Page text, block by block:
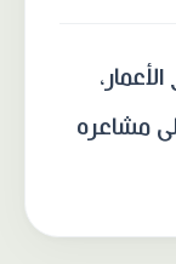
مشاعره